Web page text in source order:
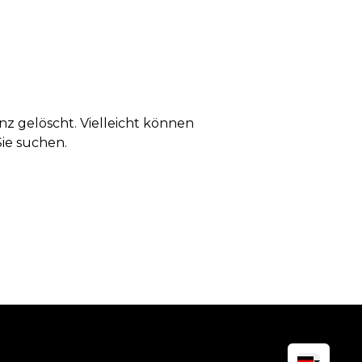
gelöscht. Vielleicht können
suchen.